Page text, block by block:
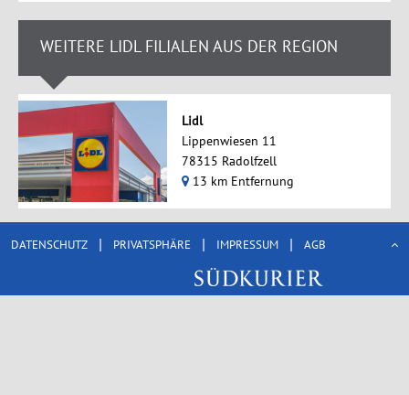
WEITERE LIDL FILIALEN AUS DER REGION
Lidl
Lippenwiesen 11
78315 Radolfzell
13 km Entfernung
DATENSCHUTZ | PRIVATSPHÄRE | IMPRESSUM | AGB